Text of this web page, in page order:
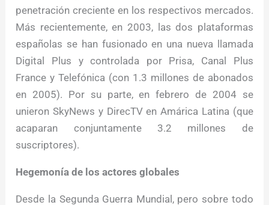
penetración creciente en los respectivos mercados.
Más recientemente, en 2003, las dos plataformas
españolas se han fusionado en una nueva llamada
Digital Plus y controlada por Prisa, Canal Plus
France y Telefónica (con 1.3 millones de abonados
en 2005). Por su parte, en febrero de 2004 se
unieron SkyNews y DirecTV en Amárica Latina (que
acaparan conjuntamente 3.2 millones de
suscriptores).
Hegemonía de los actores globales
Desde la Segunda Guerra Mundial, pero sobre todo